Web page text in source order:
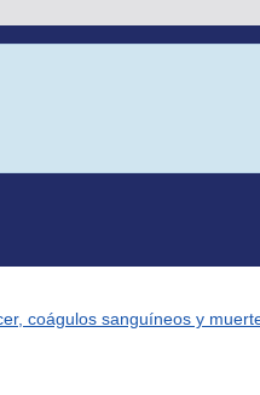
coágulos sanguíneos y